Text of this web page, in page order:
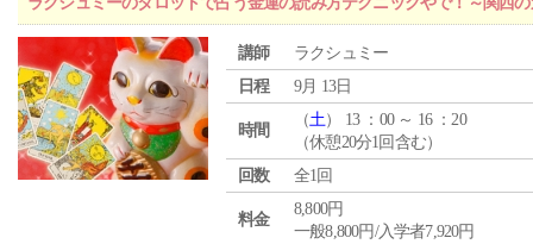
講師
ラクシュミー
日程
9月 13日
時間
（土） 13 ：00 ～ 16 ：20
（休憩20分1回含む）
回数
全1回
料金
8,800円
一般8,800円/入学者7,920円